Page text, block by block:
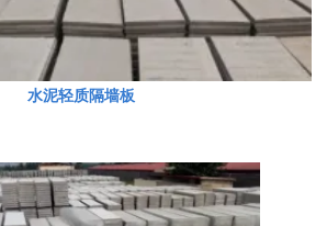
水泥轻质隔墙板